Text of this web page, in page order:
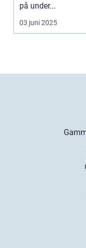
på under...
03 juni 2025